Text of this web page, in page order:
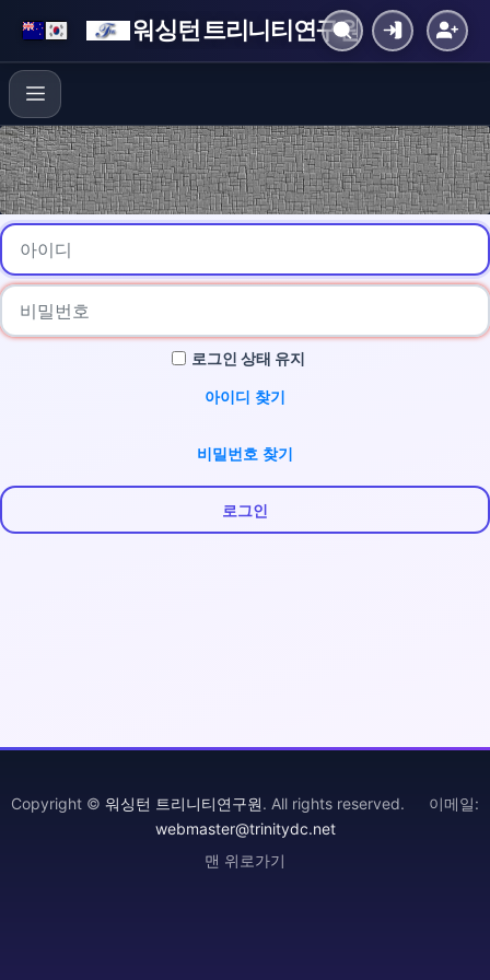
워싱턴 트리니티연구원
로그인 상태 유지
아이디 찾기
비밀번호 찾기
로그인
Copyright © 워싱턴 트리니티연구원. All rights reserved. 이메일:
webmaster@trinitydc.net
맨 위로가기